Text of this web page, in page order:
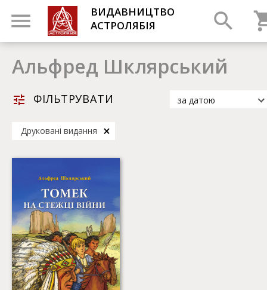
ВИДАВНИЦТВО
АСТРОЛЯБІЯ
Альфред Шклярський
ФІЛЬТРУВАТИ
за датою
Друковані видання